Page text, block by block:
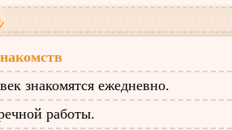
знакомятся ежедневно.
работы.